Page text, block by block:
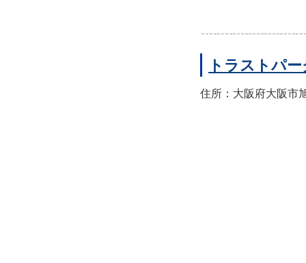
トラストパ
住所：大阪府大阪市